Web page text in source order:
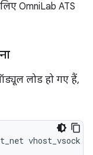
OmniLab ATS
लोड हो गए हैं,
vhost_vsock